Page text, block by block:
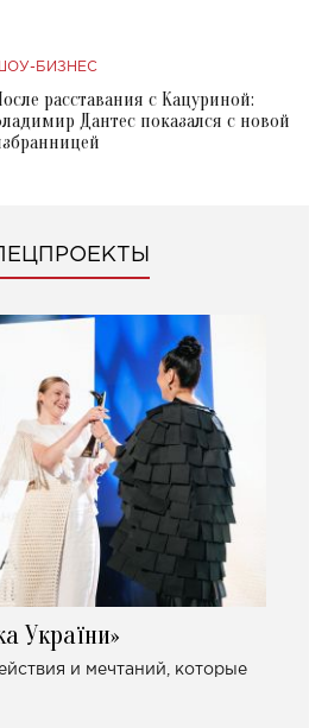
БИЗНЕС
расставания с Кацуриной:
Дантес показался с новой
України»
и мечтаний, которые